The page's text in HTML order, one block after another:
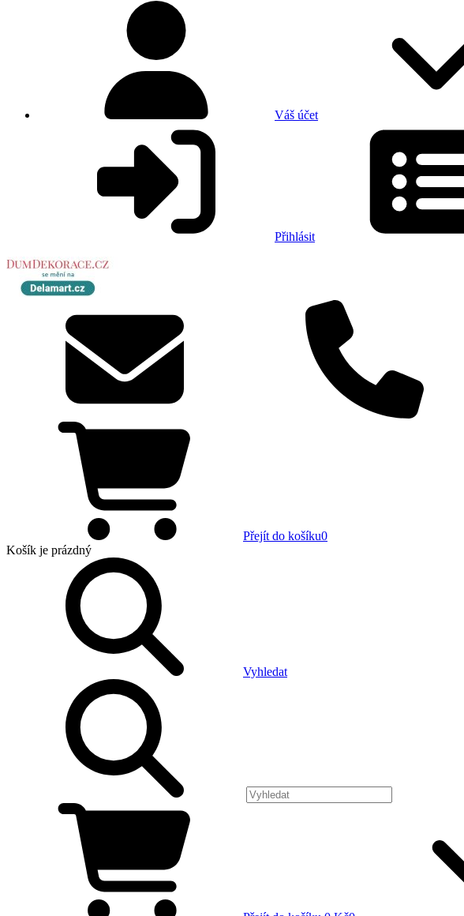
Váš účet
Přihlásit
Přejít do košíku0
Košík je prázdný
Vyhledat